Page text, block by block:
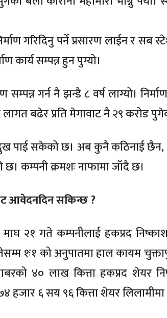
गरिदिनु पर्ने प्रसारण लाईन र सब
कार्य सम्पन्न हुन पुग्यो।
सम्पन्न गर्न नै झन्डै ८ वर्ष लाग्यो।
बढेर प्रति मेगावाट नै २९ करोड
पाई सकेको छ। अब कुनै कठिनाई छैन,
छ। कम्पनी क्रमशः नाफामा जाँदै छ।
आवेदनदिन सकिन्छ ?
माघ २१ गते कम्पनीलाई हकप्रद
१ः१ को अनुपातमा हाल कायम
४० लाख कित्ता हकप्रद शेयर
हजार ६ सय ९६ कित्ता शेयर लिलामीमा